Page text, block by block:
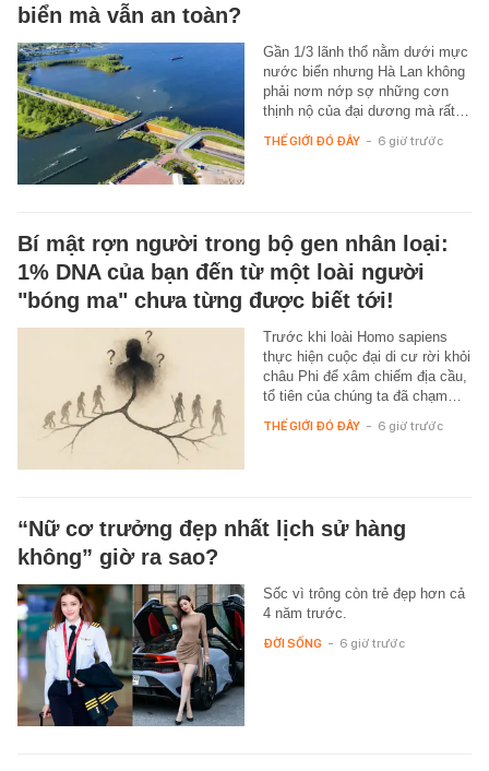
biển mà vẫn an toàn?
Gần 1/3 lãnh thổ nằm dưới mực
nước biển nhưng Hà Lan không
phải nơm nớp sợ những cơn
thịnh nộ của đại dương mà rất…
THẾ GIỚI ĐÓ ĐÂY - 6 giờ trước
Bí mật rợn người trong bộ gen nhân loại:
1% DNA của bạn đến từ một loài người
"bóng ma" chưa từng được biết tới!
Trước khi loài Homo sapiens
thực hiện cuộc đại di cư rời khỏi
châu Phi để xâm chiếm địa cầu,
tổ tiên của chúng ta đã chạm…
THẾ GIỚI ĐÓ ĐÂY - 6 giờ trước
“Nữ cơ trưởng đẹp nhất lịch sử hàng
không” giờ ra sao?
Sốc vì trông còn trẻ đẹp hơn cả
4 năm trước.
ĐỜI SỐNG - 6 giờ trước